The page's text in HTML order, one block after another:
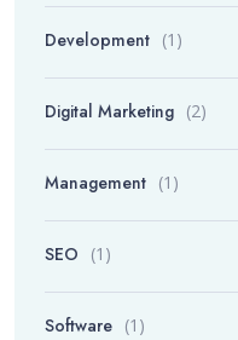
Development (1)
Digital Marketing (2)
Management (1)
SEO (1)
Software (1)